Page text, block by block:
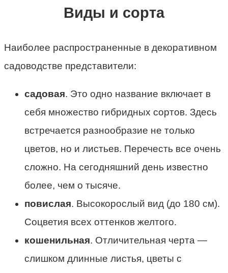
Виды и сорта
Наиболее распространенные в декоративном
садоводстве представители:
садовая. Это одно название включает в
себя множество гибридных сортов. Здесь
встречается разнообразие не только
цветов, но и листьев. Перечесть все очень
сложно. На сегодняшний день известно
более, чем о тысяче.
повислая. Высокорослый вид (до 180 см).
Соцветия всех оттенков желтого.
кошенильная. Отличительная черта —
слишком длинные листья, цветы с